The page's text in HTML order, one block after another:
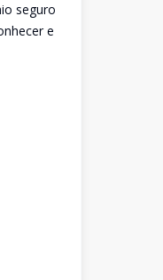
seguro
e